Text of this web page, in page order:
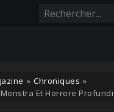
» Chroniques »
Et Horrore Profundi
des cookies